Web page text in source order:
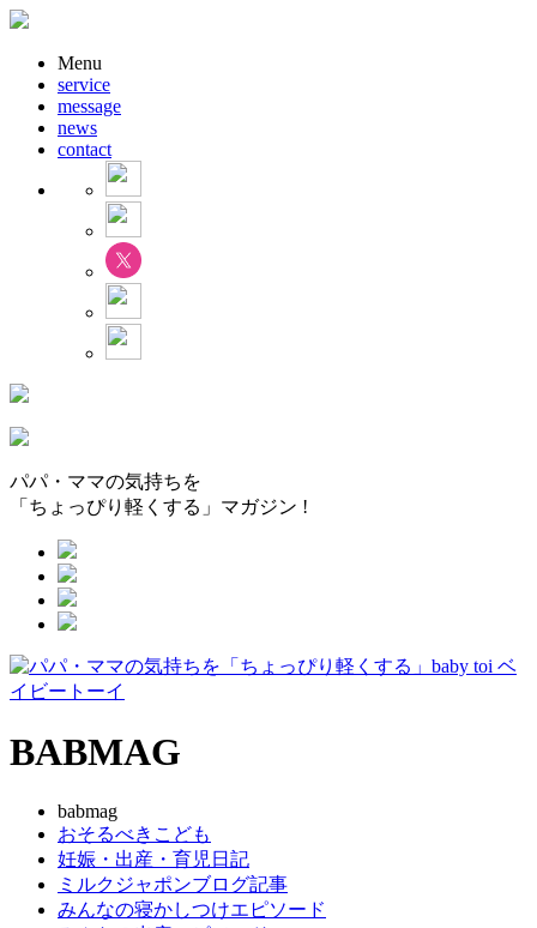
Menu
service
message
news
contact
パパ・ママの気持ちを
「ちょっぴり軽くする」マガジン !
BABMAG
babmag
おそるべきこども
妊娠・出産・育児日記
ミルクジャポンブログ記事
みんなの寝かしつけエピソード